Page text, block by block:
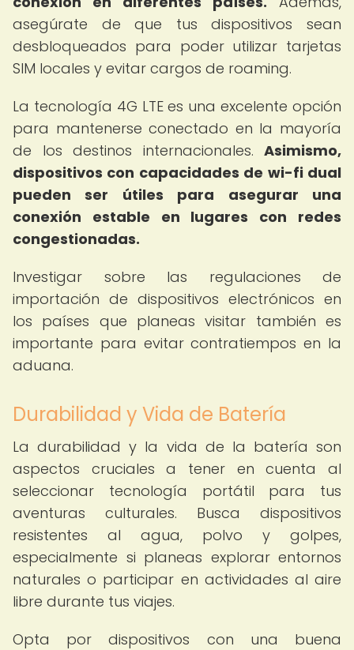
asegúrate de que tus dispositivos sean
desbloqueados para poder utilizar tarjetas
SIM locales y evitar cargos de roaming.
La tecnología 4G LTE es una excelente opción
para mantenerse conectado en la mayoría
de los destinos internacionales. Asimismo,
dispositivos con capacidades de wi-fi dual
pueden ser útiles para asegurar una
conexión estable en lugares con redes
congestionadas.
Investigar sobre las regulaciones de
importación de dispositivos electrónicos en
los países que planeas visitar también es
importante para evitar contratiempos en la
aduana.
Durabilidad y Vida de Batería
La durabilidad y la vida de la batería son
aspectos cruciales a tener en cuenta al
seleccionar tecnología portátil para tus
aventuras culturales. Busca dispositivos
resistentes al agua, polvo y golpes,
especialmente si planeas explorar entornos
naturales o participar en actividades al aire
libre durante tus viajes.
Opta por dispositivos con una buena